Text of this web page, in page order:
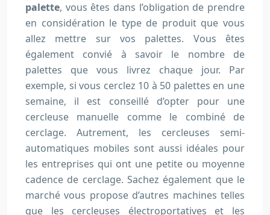
palette, vous êtes dans l’obligation de prendre
en considération le type de produit que vous
allez mettre sur vos palettes. Vous êtes
également convié à savoir le nombre de
palettes que vous livrez chaque jour. Par
exemple, si vous cerclez 10 à 50 palettes en une
semaine, il est conseillé d’opter pour une
cercleuse manuelle comme le combiné de
cerclage. Autrement, les cercleuses semi-
automatiques mobiles sont aussi idéales pour
les entreprises qui ont une petite ou moyenne
cadence de cerclage. Sachez également que le
marché vous propose d’autres machines telles
que les cercleuses électroportatives et les